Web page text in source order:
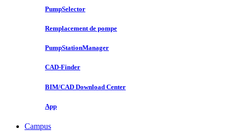
PumpSelector
Remplacement de pompe
PumpStationManager
CAD-Finder
BIM/CAD Download Center
App
Campus